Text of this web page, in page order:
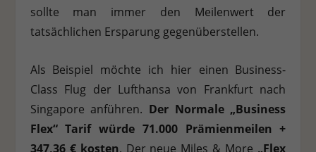
sollte man immer den Meilenwert der
tatsächlichen Ersparung gegenüberstellen.
Als Beispiel möchte ich hier einen Business-
Class Flug der Lufthansa von Frankfurt nach
Singapore anführen. Der Normale „Business
Flex“ Tarif würde 71.000 Prämienmeilen +
347,36 € kosten. Der neue Miles & More „Flex